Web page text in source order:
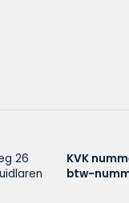
26
KVK
btw-